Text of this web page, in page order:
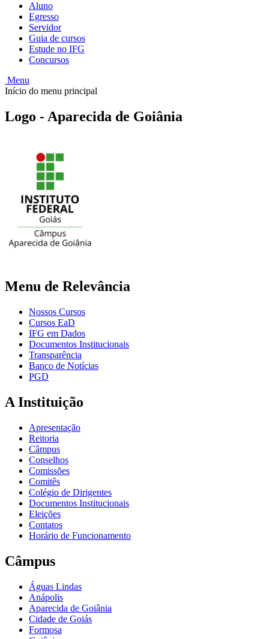
Aluno
Egresso
Servidor
Guia de cursos
Estude no IFG
Concursos
Menu
Início do menu principal
Logo - Aparecida de Goiânia
Menu de Relevância
Nossos Cursos
Cursos EaD
IFG em Dados
Documentos Institucionais
Transparência
Banco de Notícias
PGD
A Instituição
Apresentação
Reitoria
Câmpus
Conselhos
Comissões
Comitês
Colégio de Dirigentes
Documentos Institucionais
Eleições
Contatos
Horário de Funcionamento
Câmpus
Águas Lindas
Anápolis
Aparecida de Goiânia
Cidade de Goiás
Formosa